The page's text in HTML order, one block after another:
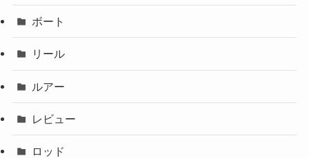
ボート
リール
ルアー
レビュー
ロッド